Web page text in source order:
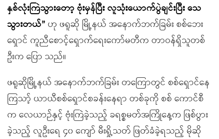
နှစ်လုံးကြဲသွားတော့ ဗုံးမှန်ပြီး လူသုံးယောက်ပွဲချင်းပြီး သေ
သွားတယ်” ဟု ဖရူဆို မြို့နယ် အနောက်ဘက်ခြမ်း စစ်ဘေး
ရှောင် ကူညီစောင့်ရှောက်ရေးကော်မတီက တာဝန်ရှိသူတစ်
ဦးက ပြော သည်။
ဖရူဆိုမြို့နယ် အနောက်ဘက်ခြမ်း တကြောတွင် စစ်ရှောင်နေ
ကြသာ့် ယာယီစစ်ရှောင်စခန်းနေရာ တစ်ခုကို စစ် ကောင်စီ
က လေယာဉ်နှင့် ဗုံးကြဲခဲ့သည့် ခရစ္စမတ်အကြိုနေ့က ဖြစ်ပွား
ခဲ့သည့် လူဦးရေ ၄၀ ကျော် မီးရှို့သတ် ဖြတ်ခံခဲ့ရသည့် မိုဆို